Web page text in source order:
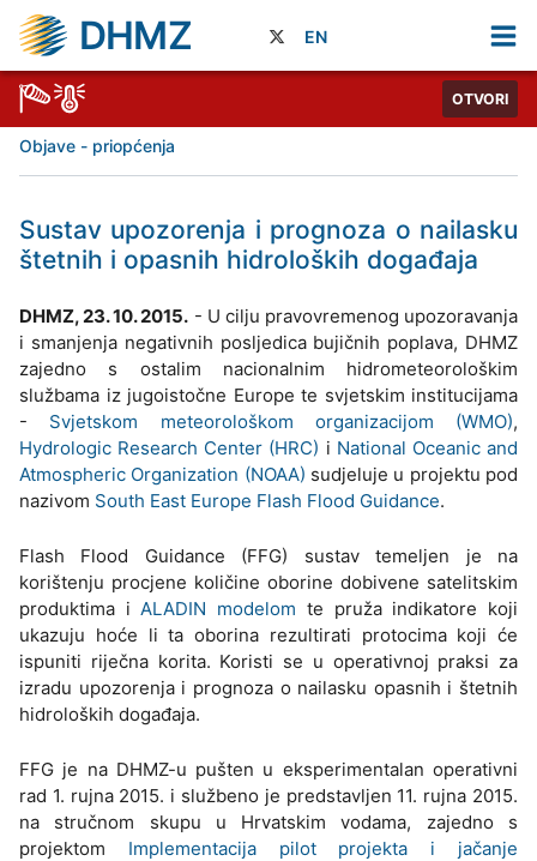
DHMZ EN
OTVORI
Objave - priopćenja
Sustav upozorenja i prognoza o nailasku
štetnih i opasnih hidroloških događaja
DHMZ, 23. 10. 2015. - U cilju pravovremenog upozoravanja
i smanjenja negativnih posljedica bujičnih poplava, DHMZ
zajedno s ostalim nacionalnim hidrometeorološkim
službama iz jugoistočne Europe te svjetskim institucijama
- Svjetskom meteorološkom organizacijom (WMO),
Hydrologic Research Center (HRC) i National Oceanic and
Atmospheric Organization (NOAA) sudjeluje u projektu pod
nazivom South East Europe Flash Flood Guidance.
Flash Flood Guidance (FFG) sustav temeljen je na
korištenju procjene količine oborine dobivene satelitskim
produktima i ALADIN modelom te pruža indikatore koji
ukazuju hoće li ta oborina rezultirati protocima koji će
ispuniti riječna korita. Koristi se u operativnoj praksi za
izradu upozorenja i prognoza o nailasku opasnih i štetnih
hidroloških događaja.
FFG je na DHMZ-u pušten u eksperimentalan operativni
rad 1. rujna 2015. i službeno je predstavljen 11. rujna 2015.
na stručnom skupu u Hrvatskim vodama, zajedno s
projektom Implementacija pilot projekta i jačanje